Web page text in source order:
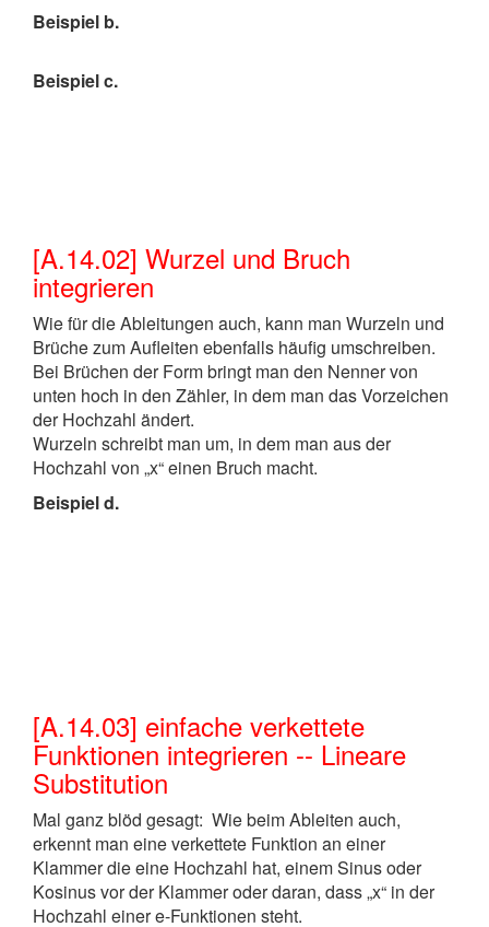
Beispiel b.
Beispiel c.
[A.14.02] Wurzel und Bruch
integrieren
Wie für die Ableitungen auch, kann man Wurzeln und
Brüche zum Aufleiten ebenfalls häufig umschreiben.
Bei Brüchen der Form bringt man den Nenner von
unten hoch in den Zähler, in dem man das Vorzeichen
der Hochzahl ändert.
Wurzeln schreibt man um, in dem man aus der
Hochzahl von „x“ einen Bruch macht.
Beispiel d.
[A.14.03] einfache verkettete
Funktionen integrieren -- Lineare
Substitution
Mal ganz blöd gesagt: Wie beim Ableiten auch,
erkennt man eine verkettete Funktion an einer
Klammer die eine Hochzahl hat, einem Sinus oder
Kosinus vor der Klammer oder daran, dass „x“ in der
Hochzahl einer e-Funktionen steht.